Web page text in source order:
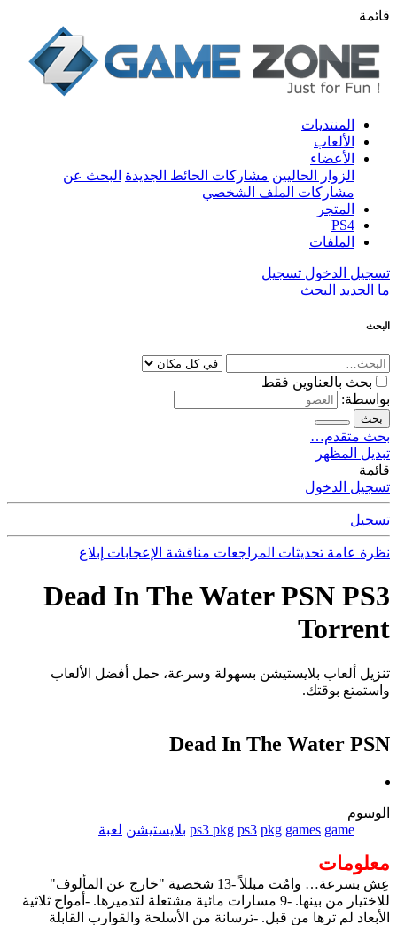
قائمة
المنتديات
الألعاب
الأعضاء
الزوار الحاليين مشاركات الحائط الجديدة البحث عن
مشاركات الملف الشخصي
المتجر
PS4
الملفات
تسجيل الدخول تسجيل
ما الجديد البحث
البحث
بحث بالعناوين فقط
بواسطة:
بحث
بحث متقدم…
تبديل المظهر
قائمة
تسجيل الدخول
تسجيل
نظرة عامة تحديثات المراجعات مناقشة الإعجابات إبلاغ
Dead In The Water PSN PS3
Torrent
تنزيل ألعاب بلايستيشن بسهولة وسرعة، حمل أفضل الألعاب
واستمتع بوقتك.
Dead In The Water PSN
الوسوم
game
games
pkg
ps3
ps3 pkg بلايستيشن لعبة
معلومات
عِش بسرعة… وامُت مبللاً -13 شخصية "خارج عن المألوف"
للاختيار من بينها. -9 مسارات مائية مشتعلة لتدميرها. -أمواج ثلاثية
الأبعاد لم ترها من قبل. -ترسانة من الأسلحة والقوارب القابلة